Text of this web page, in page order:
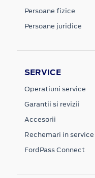
Persoane fizice
Persoane juridice
SERVICE
Operatiuni service
Garantii si revizii
Accesorii
Rechemari in service
FordPass Connect